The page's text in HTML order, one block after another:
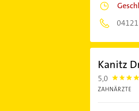
Kanitz
5,0 5.0
ZAHNÄRZTE